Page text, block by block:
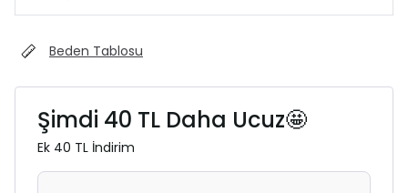
Beden Tablosu
Şimdi 40 TL Daha Ucuz🤩
Ek 40 TL İndirim